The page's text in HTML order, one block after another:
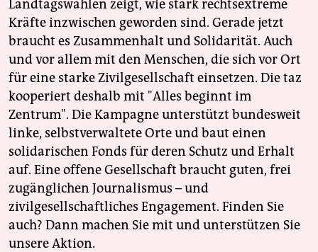
Landtagswahlen zeigt, wie stark rechtsextreme
Kräfte inzwischen geworden sind. Gerade jetzt
braucht es Zusammenhalt und Solidarität. Auch
und vor allem mit den Menschen, die sich vor Ort
für eine starke Zivilgesellschaft einsetzen. Die taz
kooperiert deshalb mit "Alles beginnt im
Zentrum". Die Kampagne unterstützt bundesweit
linke, selbstverwaltete Orte und baut einen
solidarischen Fonds für deren Schutz und Erhalt
auf. Eine offene Gesellschaft braucht guten, frei
zugänglichen Journalismus – und
zivilgesellschaftliches Engagement. Finden Sie
auch? Dann machen Sie mit und unterstützen Sie
unsere Aktion.